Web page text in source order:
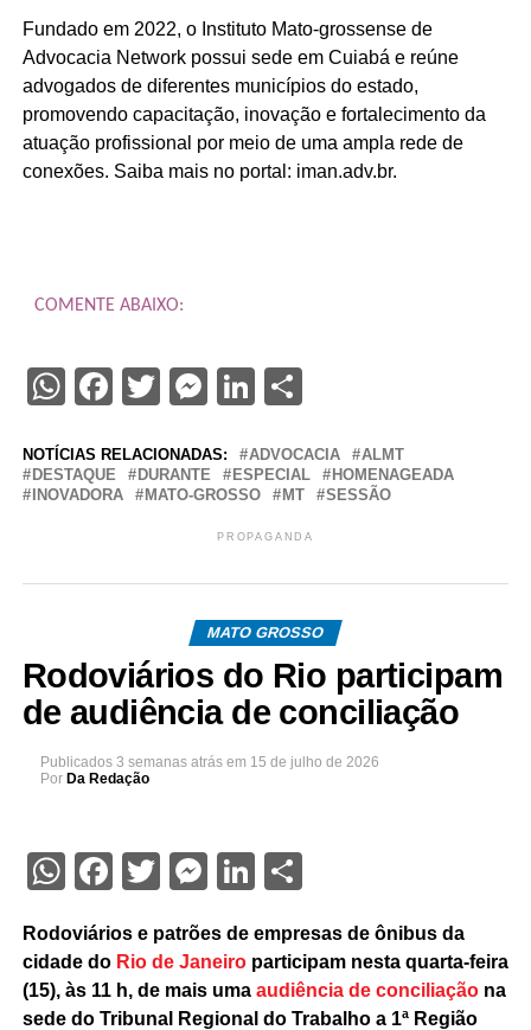
Fundado em 2022, o Instituto Mato-grossense de
Advocacia Network possui sede em Cuiabá e reúne
advogados de diferentes municípios do estado,
promovendo capacitação, inovação e fortalecimento da
atuação profissional por meio de uma ampla rede de
conexões. Saiba mais no portal: iman.adv.br.
COMENTE ABAIXO:
WhatsApp
Facebook
Twitter
Messenger
LinkedIn
Share
NOTÍCIAS RELACIONADAS: ADVOCACIA
ALMT
DESTAQUE
DURANTE ESPECIAL
HOMENAGEADA
INOVADORA
MATO-GROSSO MT SESSÃO
PROPAGANDA
MATO GROSSO
Rodoviários do Rio participam
de audiência de conciliação
Publicados 3 semanas atrás em 15 de julho de 2026
Por Da Redação
WhatsApp
Facebook
Twitter
Messenger
LinkedIn
Share
Rodoviários e patrões de empresas de ônibus da
cidade do Rio de Janeiroparticipam nesta quarta-feira
(15), às 11 h, de mais uma audiência de conciliaçãona
sede do Tribunal Regional do Trabalho a 1ª Região